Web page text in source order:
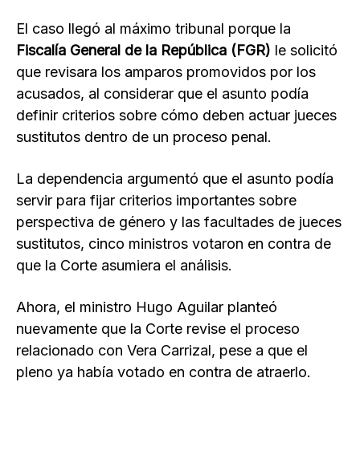
El caso llegó al máximo tribunal porque la
Fiscalía General de la República (FGR) le solicitó
que revisara los amparos promovidos por los
acusados, al considerar que el asunto podía
definir criterios sobre cómo deben actuar jueces
sustitutos dentro de un proceso penal.
La dependencia argumentó que el asunto podía
servir para fijar criterios importantes sobre
perspectiva de género y las facultades de jueces
sustitutos, cinco ministros votaron en contra de
que la Corte asumiera el análisis.
Ahora, el ministro Hugo Aguilar planteó
nuevamente que la Corte revise el proceso
relacionado con Vera Carrizal, pese a que el
pleno ya había votado en contra de atraerlo.